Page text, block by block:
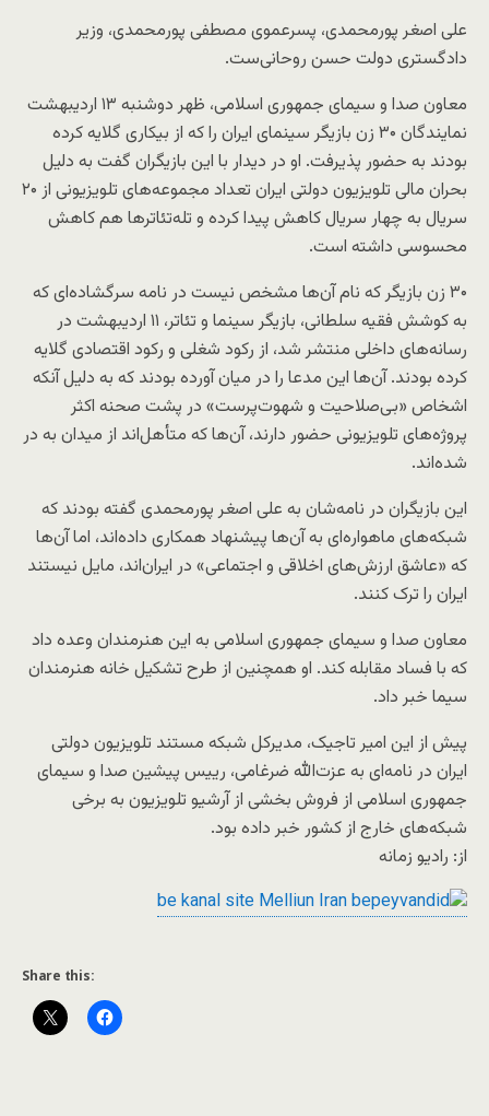
علی اصغر پورمحمدی، پسرعموی مصطفی پورمحمدی، وزیر
دادگستری دولت حسن روحانی‌ست.
معاون صدا و سیمای جمهوری اسلامی، ظهر دوشنبه ۱۳ اردیبهشت
نمایندگان ۳۰ زن بازیگر سینمای ایران را که از بیکاری گلایه کرده
بودند به حضور پذیرفت. او در دیدار با این بازیگران گفت به دلیل
بحران مالی تلویزیون دولتی ایران تعداد مجموعه‌های تلویزیونی از ۲۰
سریال به چهار سریال کاهش پیدا کرده و تله‌تئاترها هم کاهش
محسوسی داشته است.
۳۰ زن بازیگر که نام آن‌ها مشخص نیست در نامه سرگشاده‌ای که
به کوشش فقیه سلطانی، بازیگر سینما و تئاتر، ۱۱ اردیبهشت در
رسانه‌های داخلی منتشر شد، از رکود شغلی و رکود اقتصادی گلایه
کرده بودند. آن‌ها این مدعا را در میان آورده بودند که به دلیل آنکه
اشخاص «بی‌صلاحیت و شهوت‌پرست» در پشت صحنه اکثر
پروژه‌های تلویزیونی حضور دارند، آن‌ها که متأهل‌اند از میدان به در
شده‌اند.
این بازیگران در نامه‌شان به علی اصغر پورمحمدی گفته بودند که
شبکه‌های ماهواره‌ای به آن‌ها پیشنهاد همکاری داده‌اند، اما آن‌ها
که «عاشق ارزش‌های اخلاقی و اجتماعی» در ایران‌اند، مایل‌ نیستند
ایران را ترک کنند.
معاون صدا و سیمای جمهوری اسلامی به این هنرمندان وعده داد
که با فساد مقابله کند. او همچنین از طرح تشکیل خانه هنرمندان
سیما خبر داد.
پیش از این امیر تاجیک، مدیرکل شبکه مستند تلویزیون دولتی
ایران در نامه‌ای به عزت‌الله ضرغامی، رییس پیشین صدا و سیمای
جمهوری اسلامی از فروش بخشی از آرشیو تلویزیون به برخی
شبکه‌های خارج از کشور خبر داده بود.
از: رادیو زمانه
Share this: